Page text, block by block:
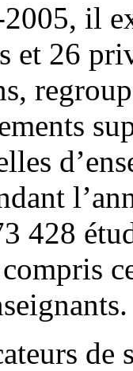
il
et 26
428
de